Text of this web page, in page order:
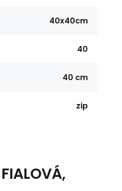
40x40cm
40
40 cm
zip